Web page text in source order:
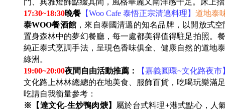
門、典雅燈飾點綴其間，風格華麗又南洋感十足。床上
17:30~18:30晚餐 【Woo Cafe 泰悟正宗清邁料理】 道地泰
泰WOO餐酒館 ，來自泰國清邁的知名品牌，以開放式
置身森林中的夢幻餐廳，每一處都美得值得駐足拍照。
純正泰式烹調手法，呈現色香味俱全、健康自然的道地
綠洲。
19:00~20:00夜間自由活動推薦：
【嘉義圓環~文化路夜市
文化路上林林總總的在地美食、服飾百貨，吃喝玩樂滿
吃請自我衡量參考：
※【達文化-生炒鴨肉焿】
屬於台式料理+港式點心，人